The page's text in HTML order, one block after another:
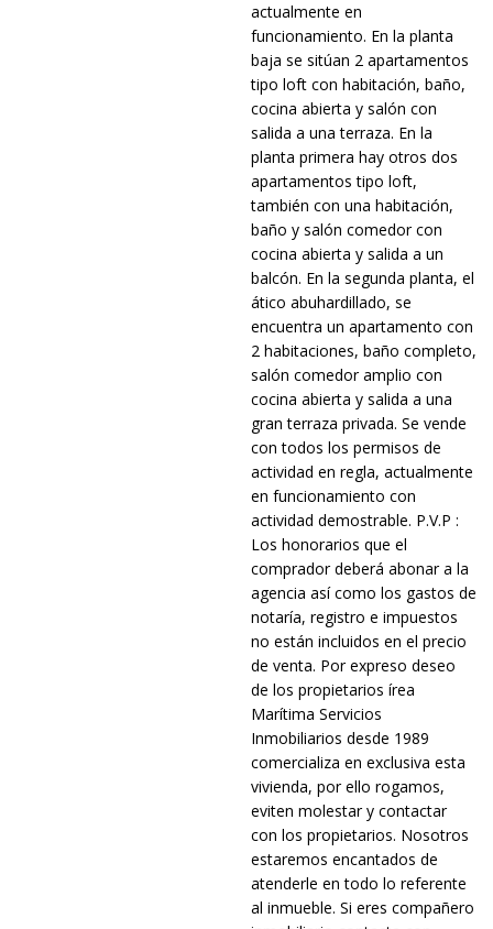
actualmente en
funcionamiento. En la planta
baja se sitúan 2 apartamentos
tipo loft con habitación, baño,
cocina abierta y salón con
salida a una terraza. En la
planta primera hay otros dos
apartamentos tipo loft,
también con una habitación,
baño y salón comedor con
cocina abierta y salida a un
balcón. En la segunda planta, el
ático abuhardillado, se
encuentra un apartamento con
2 habitaciones, baño completo,
salón comedor amplio con
cocina abierta y salida a una
gran terraza privada. Se vende
con todos los permisos de
actividad en regla, actualmente
en funcionamiento con
actividad demostrable. P.V.P :
Los honorarios que el
comprador deberá abonar a la
agencia así como los gastos de
notaría, registro e impuestos
no están incluidos en el precio
de venta. Por expreso deseo
de los propietarios írea
Marítima Servicios
Inmobiliarios desde 1989
comercializa en exclusiva esta
vivienda, por ello rogamos,
eviten molestar y contactar
con los propietarios. Nosotros
estaremos encantados de
atenderle en todo lo referente
al inmueble. Si eres compañero